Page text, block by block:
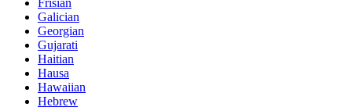
Frisian
Galician
Georgian
Gujarati
Haitian
Hausa
Hawaiian
Hebrew